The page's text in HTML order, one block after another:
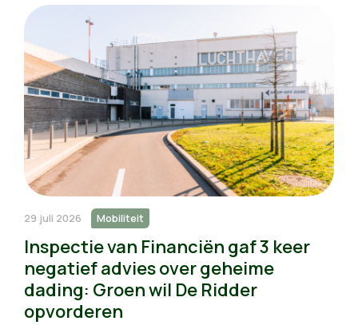
29 juli 2026 Mobiliteit
Inspectie van Financiën gaf 3 keer
negatief advies over geheime
dading: Groen wil De Ridder
opvorderen